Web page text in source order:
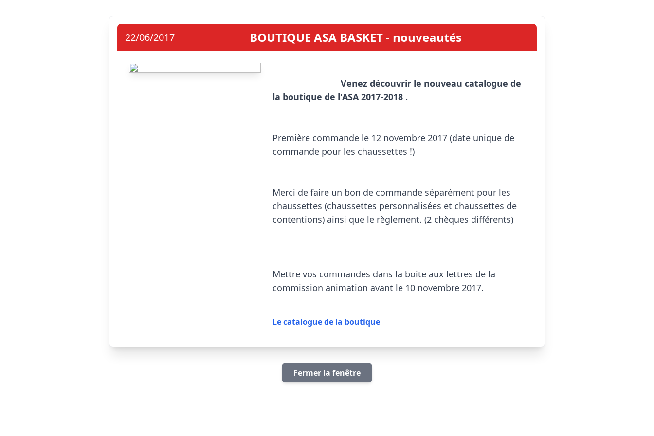
22/06/2017 BOUTIQUE ASA BASKET - nouveautés
Venez découvrir le nouveau catalogue de
la boutique de l'ASA 2017-2018 .
Première commande le 12 novembre 2017 (date unique de
commande pour les chaussettes !)
Merci de faire un bon de commande séparément pour les
chaussettes (chaussettes personnalisées et chaussettes de
contentions) ainsi que le règlement. (2 chèques différents)
Mettre vos commandes dans la boite aux lettres de la
commission animation avant le 10 novembre 2017.
Le catalogue de la boutique
Fermer la fenêtre